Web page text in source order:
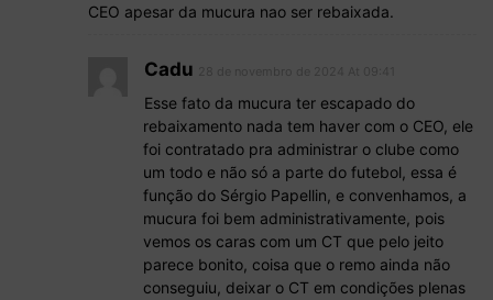
CEO apesar da mucura nao ser rebaixada.
Cadu
Esse fato da mucura ter escapado do
rebaixamento nada tem haver com o CEO, ele
foi contratado pra administrar o clube como
um todo e não só a parte do futebol, essa é
função do Sérgio Papellin, e convenhamos, a
mucura foi bem administrativamente, pois
vemos os caras com um CT que pelo jeito
parece bonito, coisa que o remo ainda não
conseguiu, deixar o CT em condições plenas